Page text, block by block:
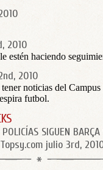
2010
estén haciendo
2010
noticias del
futbol.
SIGUEN BARÇA
julio 3rd,